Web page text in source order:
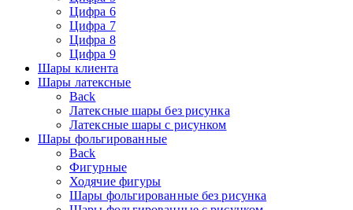
Цифра 6
Цифра 7
Цифра 8
Цифра 9
Шары клиента
Шары латексные
Back
Латексные шары без рисунка
Латексные шары с рисунком
Шары фольгированные
Back
Фигурные
Ходячие фигуры
Шары фольгированные без рисунка